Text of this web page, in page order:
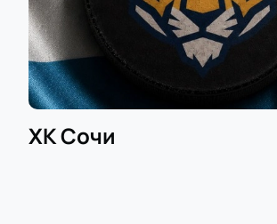
ХК Сочи